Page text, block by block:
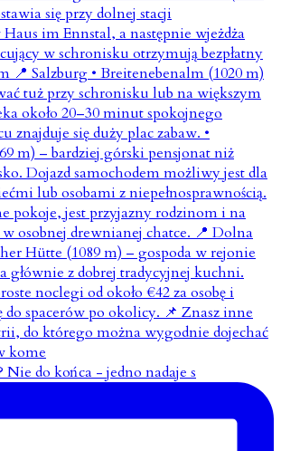
Nie do końca - jedno nadaje s